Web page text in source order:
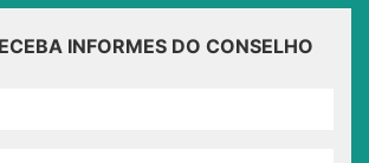
INFORMES DO CONSELHO